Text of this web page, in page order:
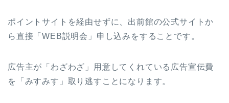
ポイントサイトを経由せずに、出前館の公式サイトか
ら直接「WEB説明会」申し込みをすることです。
広告主が「わざわざ」用意してくれている広告宣伝費
を「みすみす」取り逃すことになります。